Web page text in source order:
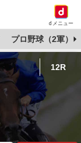
dメニュー
プロ野球（2軍）
12R